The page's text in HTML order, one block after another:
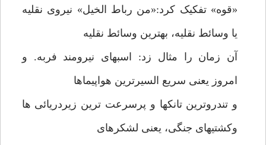
«قوه» تفکیک کرد:«من رباط الخیل» نیروی نقلیه
یا وسائط نقلیه، بهترین وسائط نقلیه
آن زمان را مثال زد: اسبهای نیرومند فربه. و
امروز یعنی سریع السیرترین هواپیماها
و تندروترین تانکها و پرسرعت ترین زیردریائی ها
وکشتیهای جنگی، یعنی لشکرهای